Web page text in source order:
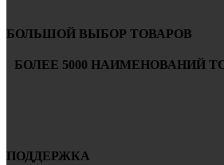
БОЛЬШОЙ ВЫБОР ТОВАРОВ
БОЛЕЕ 5000 НАИМЕНОВАНИЙ
ПОДДЕРЖКА